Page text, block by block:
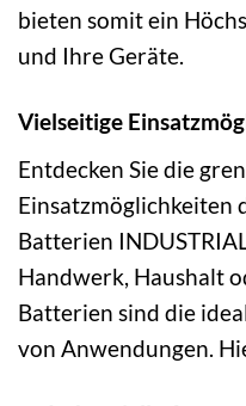
bieten somit ein
und Ihre Geräte.
Vielseitige
Entdecken Sie die
Einsatzmöglichkeiten
Batterien
Handwerk, Haushalt
Batterien sind die
von Anwendungen.